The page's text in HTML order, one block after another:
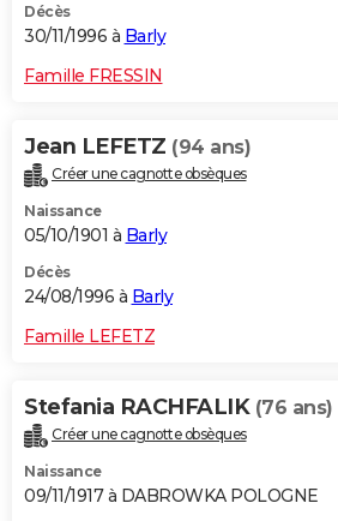
Décès
30/11/1996 à Barly
Famille FRESSIN
Jean LEFETZ (94 ans)
Créer une cagnotte obsèques
Naissance
05/10/1901 à Barly
Décès
24/08/1996 à Barly
Famille LEFETZ
Stefania RACHFALIK (76 ans)
Créer une cagnotte obsèques
Naissance
09/11/1917 à DABROWKA POLOGNE